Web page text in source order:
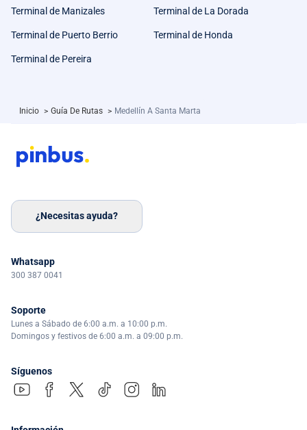
Terminal de Manizales Terminal de La Dorada
Terminal de Puerto Berrio Terminal de Honda
Terminal de Pereira
Inicio > Guía De Rutas > Medellín A Santa Marta
¿Necesitas ayuda?
Whatsapp
300 387 0041
Soporte
Lunes a Sábado de 6:00 a.m. a 10:00 p.m.
Domingos y festivos de 6:00 a.m. a 09:00 p.m.
Síguenos